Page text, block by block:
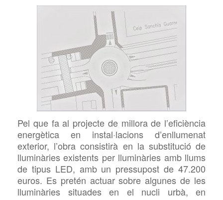
Pel que fa al projecte de millora de l’eficiència
energètica en instal·lacions d’enllumenat
exterior, l’obra consistirà en la substitució de
lluminàries existents per lluminàries amb llums
de tipus LED, amb un pressupost de 47.200
euros. Es pretén actuar sobre algunes de les
lluminàries situades en el nucli urbà, en